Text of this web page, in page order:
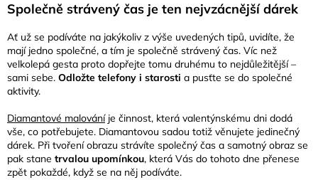
Společně strávený čas je ten nejvzácnější dárek
Ať už se podíváte na jakýkoliv z výše uvedených tipů, uvidíte, že
mají jedno společné, a tím je společně strávený čas. Víc než
velkolepá gesta proto dopřejte tomu druhému to nejdůležitější –
sami sebe. Odložte telefony i starosti a pusťte se do společné
aktivity.
Diamantové malováníje činnost, která valentýnskému dni dodá
vše, co potřebujete. Diamantovou sadou totiž věnujete jedinečný
dárek. Při tvoření obrazu strávíte společný čas a samotný obraz se
pak stane trvalou upomínkou, která Vás do tohoto dne přenese
zpět pokaždé, když se na něj podíváte.